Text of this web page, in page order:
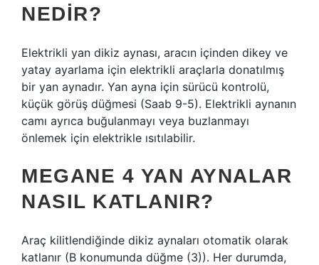
NEDIR?
Elektrikli yan dikiz aynası, aracın içinden dikey ve
yatay ayarlama için elektrikli araçlarla donatılmış
bir yan aynadır. Yan ayna için sürücü kontrolü,
küçük görüş düğmesi (Saab 9-5). Elektrikli aynanın
camı ayrıca buğulanmayı veya buzlanmayı
önlemek için elektrikle ısıtılabilir.
MEGANE 4 YAN AYNALAR
NASIL KATLANIR?
Araç kilitlendiğinde dikiz aynaları otomatik olarak
katlanır (B konumunda düğme (3)). Her durumda,